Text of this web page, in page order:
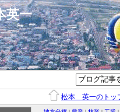
英一
松本 英一のトッ